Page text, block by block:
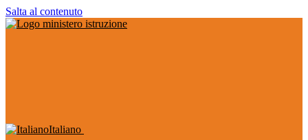
Salta al contenuto
Italiano